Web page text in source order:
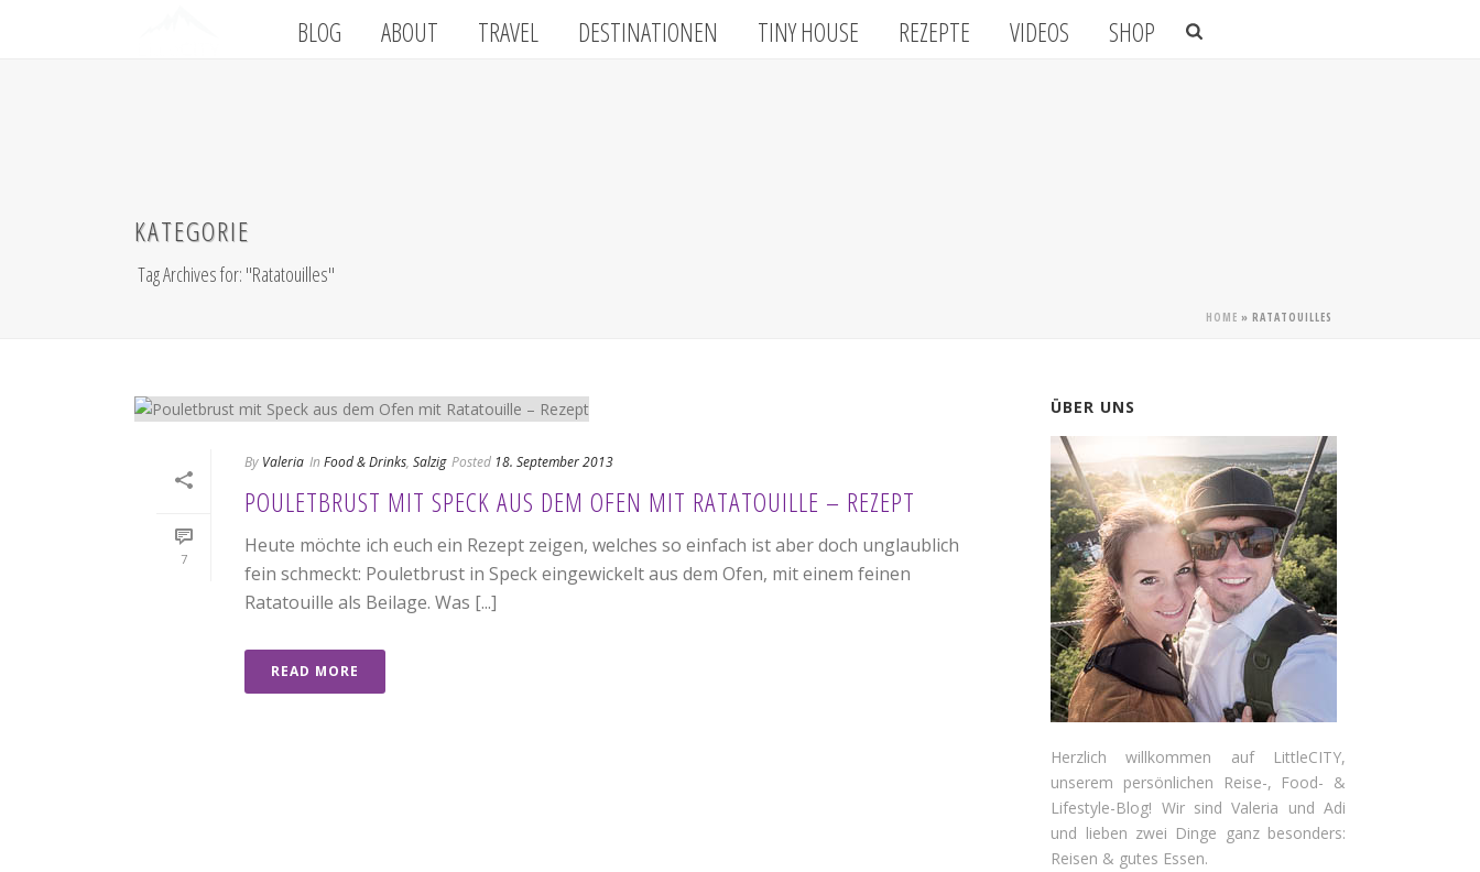
BLOG ABOUT TRAVEL DESTINATIONEN TINY HOUSE REZEPTE VIDEOS SHOP
KATEGORIE
Tag Archives for: "Ratatouilles"
HOME » RATATOUILLES
7
By Valeria In Food & Drinks, Salzig Posted 18. September 2013
POULETBRUST MIT SPECK AUS DEM OFEN MIT RATATOUILLE – REZEPT
Heute möchte ich euch ein Rezept zeigen, welches so einfach ist aber doch unglaublich
fein schmeckt: Pouletbrust in Speck eingewickelt aus dem Ofen, mit einem feinen
Ratatouille als Beilage. Was [...]
READ MORE
ÜBER UNS
Herzlich willkommen auf LittleCITY,
unserem persönlichen Reise-, Food- &
Lifestyle-Blog! Wir sind Valeria und Adi
und lieben zwei Dinge ganz besonders:
Reisen & gutes Essen.